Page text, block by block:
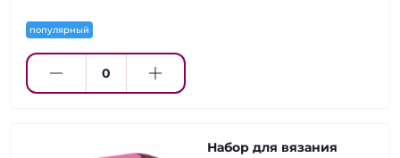
популярный
Набор для вязания